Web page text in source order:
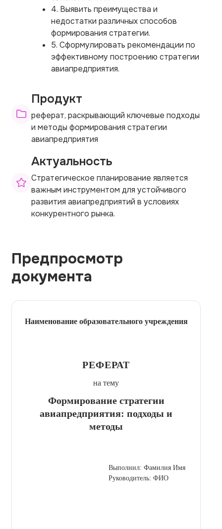
4. Выявить преимущества и
недостатки различных способов
формирования стратегии.
5. Сформулировать рекомендации по
эффективному построению стратегии
авиапредприятия.
Продукт
реферат, раскрывающий ключевые подходы
и методы формирования стратегии
авиапредприятия
Актуальность
Стратегическое планирование является
важным инструментом для устойчивого
развития авиапредприятий в условиях
конкурентного рынка.
Предпросмотр
документа
Наименование образовательного учреждения
РЕФЕРАТ
на тему
Формирование стратегии
авиапредприятия: подходы и
методы
Выполнил: Фамилия Имя
Руководитель: ФИО